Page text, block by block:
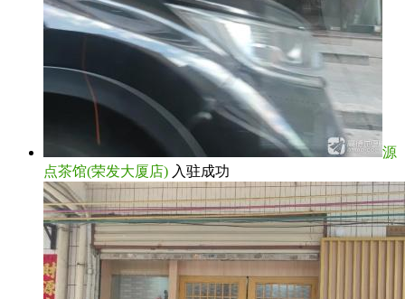
源
点茶馆(荣发大厦店) 入驻成功